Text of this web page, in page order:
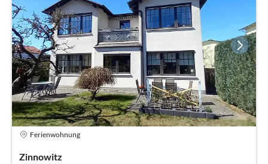
Ferienwohnung
Zinnowitz